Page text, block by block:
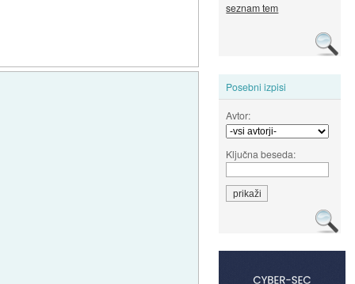
seznam tem
Posebni izpisi
Avtor:
Ključna beseda: